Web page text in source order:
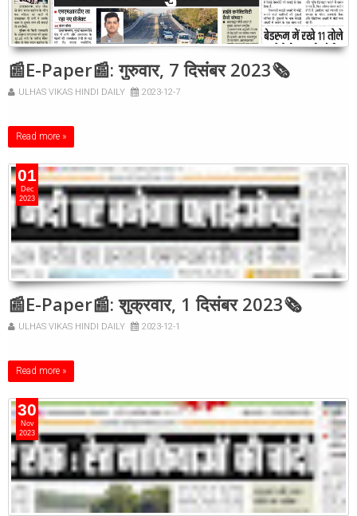
📰E-Paper📰: गुरुवार, 7 दिसंबर 2023🗞
ULHAS VIKAS HINDI DAILY 2023-12-7
Read more »
01
Dec
2023
📰E-Paper📰: शुक्रवार, 1 दिसंबर 2023🗞
ULHAS VIKAS HINDI DAILY 2023-12-1
Read more »
30
Nov
2023